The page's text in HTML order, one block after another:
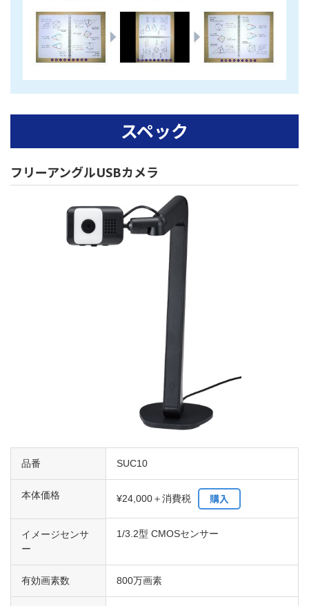
スペック
フリーアングルUSBカメラ
品番 SUC10
本体価格 ¥24,000＋消費税 購入
イメージセンサ
ー
1/3.2型 CMOSセンサー
有効画素数 800万画素